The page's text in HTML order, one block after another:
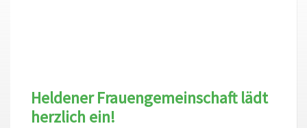
Heldener Frauengemeinschaft lädt
herzlich ein!